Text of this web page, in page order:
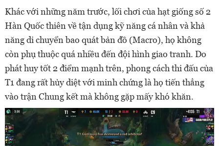
Khác với những năm trước, lối chơi của hạt giống số 2
Hàn Quốc thiên về tận dụng kỹ năng cá nhân và khả
năng di chuyển bao quát bản đồ (Macro), họ không
còn phụ thuộc quá nhiều đến đội hình giao tranh. Do
phát huy tốt 2 điểm mạnh trên, phong cách thi đấu của
T1 đang rất hủy diệt với minh chứng là họ tiến thẳng
vào trận Chung kết mà không gặp mấy khó khăn.